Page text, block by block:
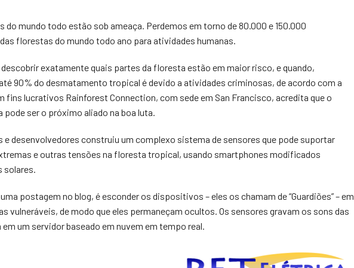
do mundo todo estão sob ameaça. Perdemos em torno de 80.000 e 150.000
florestas do mundo todo ano para atividades humanas.
exatamente quais partes da floresta estão em maior risco, e quando,
90% do desmatamento tropical é devido a atividades criminosas, de acordo com a
fins lucrativos Rainforest Connection, com sede em San Francisco, acredita que o
pode ser o próximo aliado na boa luta.
e desenvolvedores construiu um complexo sistema de sensores que pode suportar
e outras tensões na floresta tropical, usando smartphones modificados
solares.
postagem no blog, é esconder os dispositivos – eles os chamam de “Guardiões” – em
vulneráveis, de modo que eles permaneçam ocultos. Os sensores gravam os sons das
um servidor baseado em nuvem em tempo real.